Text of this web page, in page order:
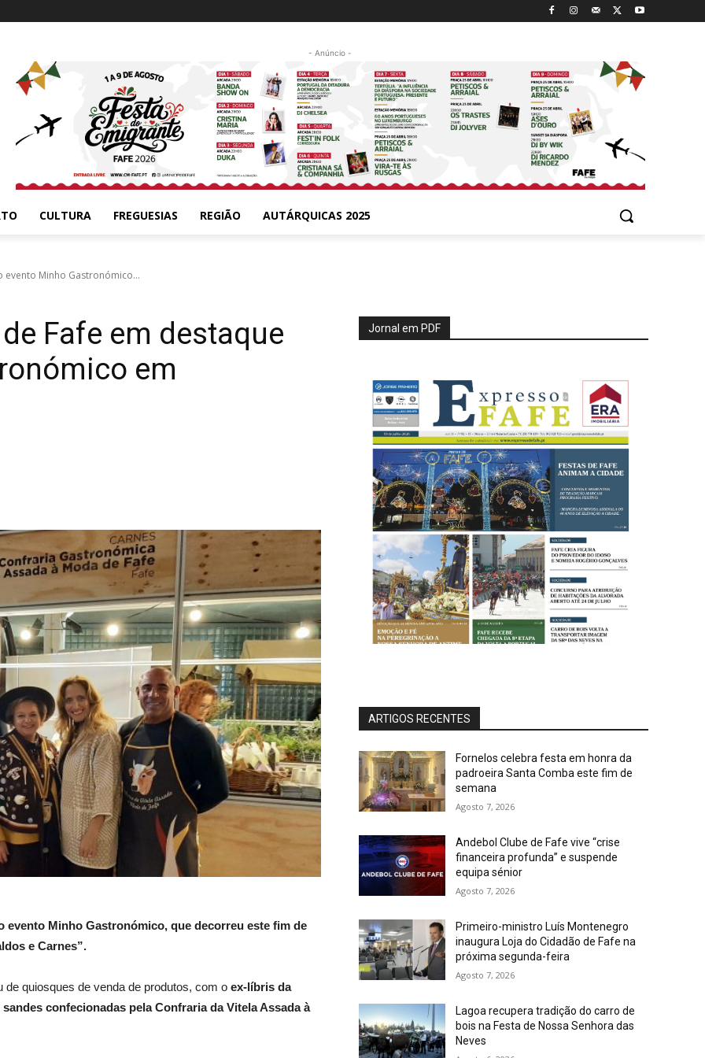
- Anúncio -
CULTURA FREGUESIAS REGIÃO AUTÁRQUICAS 2025
evento Minho Gastronómico...
Fafe em destaque
em
evento Minho Gastronómico, que decorreu este fim de
e Carnes”.
quiosques de venda de produtos, com o ex-líbris da
confecionadas pela Confraria da Vitela Assada à
Jornal em PDF
ARTIGOS RECENTES
Fornelos celebra festa em honra da
padroeira Santa Comba este fim de
semana
Agosto 7, 2026
Andebol Clube de Fafe vive “crise
financeira profunda” e suspende
equipa sénior
Agosto 7, 2026
Primeiro-ministro Luís Montenegro
inaugura Loja do Cidadão de Fafe na
próxima segunda-feira
Agosto 7, 2026
Lagoa recupera tradição do carro de
bois na Festa de Nossa Senhora das
Neves